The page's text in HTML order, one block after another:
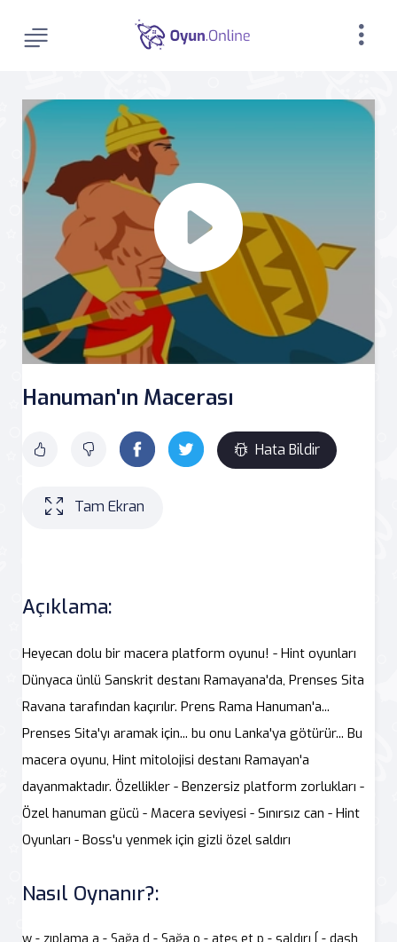
Hanuman'ın Macerası
Hata Bildir
Tam Ekran
Açıklama:
Heyecan dolu bir macera platform oyunu! - Hint oyunları
Dünyaca ünlü Sanskrit destanı Ramayana'da, Prenses Sita
Ravana tarafından kaçırılır. Prens Rama Hanuman'a...
Prenses Sita'yı aramak için... bu onu Lanka'ya götürür... Bu
macera oyunu, Hint mitolojisi destanı Ramayan'a
dayanmaktadır. Özellikler - Benzersiz platform zorlukları -
Özel hanuman gücü - Macera seviyesi - Sınırsız can - Hint
Oyunları - Boss'u yenmek için gizli özel saldırı
Nasıl Oynanır?: